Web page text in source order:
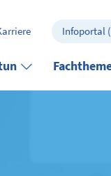
Infoportal